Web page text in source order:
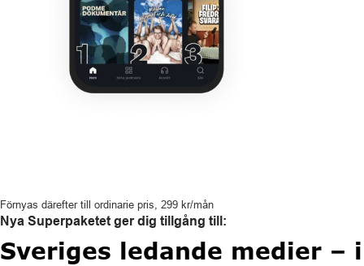
Förnyas därefter till ordinarie pris, 299 kr/mån
Nya Superpaketet ger dig tillgång till:
Sveriges ledande medier – i